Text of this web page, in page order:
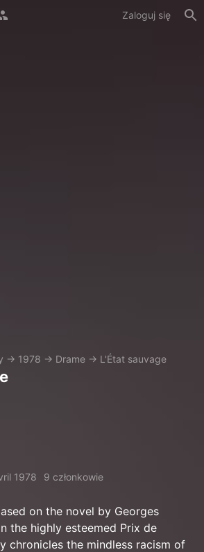
Zaloguj się
→ 1978 → Drame → L'État sauvage
1978 9 członkowie
on the novel by Georges
the highly esteemed Prix de
chronicles the mindless racism of